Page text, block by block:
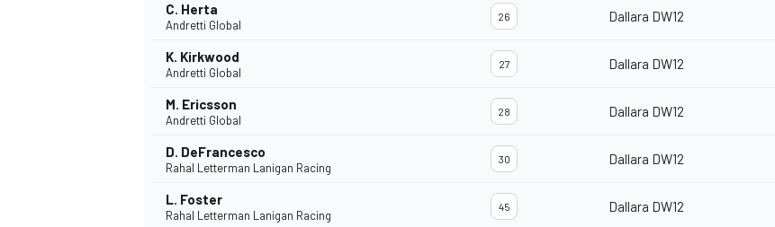
C. Herta
Andretti Global
26 Dallara DW12
K. Kirkwood
Andretti Global
27 Dallara DW12
M. Ericsson
Andretti Global
28 Dallara DW12
D. DeFrancesco
Rahal Letterman Lanigan Racing
30 Dallara DW12
L. Foster
Rahal Letterman Lanigan Racing
45 Dallara DW12